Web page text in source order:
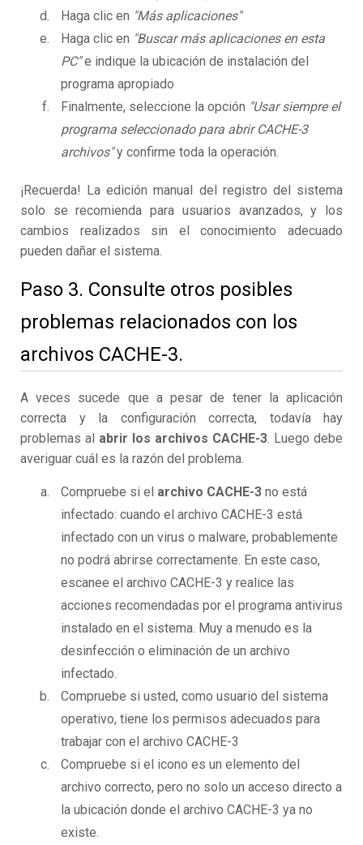
Haga clic en "Más aplicaciones"
Haga clic en "Buscar más aplicaciones en esta
PC"e indique la ubicación de instalación del
programa apropiado
Finalmente, seleccione la opción "Usar siempre el
programa seleccionado para abrir CACHE-3
archivos"y confirme toda la operación.
¡Recuerda! La edición manual del registro del sistema
solo se recomienda para usuarios avanzados, y los
cambios realizados sin el conocimiento adecuado
pueden dañar el sistema.
Paso 3. Consulte otros posibles
problemas relacionados con los
archivos CACHE-3.
A veces sucede que a pesar de tener la aplicación
correcta y la configuración correcta, todavía hay
problemas al abrir los archivos CACHE-3. Luego debe
averiguar cuál es la razón del problema.
Compruebe si el archivo CACHE-3 no está
infectado: cuando el archivo CACHE-3 está
infectado con un virus o malware, probablemente
no podrá abrirse correctamente. En este caso,
escanee el archivo CACHE-3 y realice las
acciones recomendadas por el programa antivirus
instalado en el sistema. Muy a menudo es la
desinfección o eliminación de un archivo
infectado.
Compruebe si usted, como usuario del sistema
operativo, tiene los permisos adecuados para
trabajar con el archivo CACHE-3
Compruebe si el icono es un elemento del
archivo correcto, pero no solo un acceso directo a
la ubicación donde el archivo CACHE-3 ya no
existe.